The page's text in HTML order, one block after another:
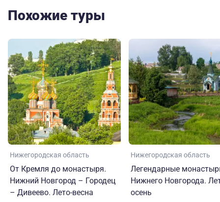
Похожие туры
Нижегородская область
От Кремля до монастыря.
Нижний Новгород – Городец
– Дивеево. Лето-весна
Нижегородская область
Легендарные
Нижнего Новгорода.
осень